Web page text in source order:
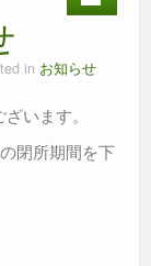
in お知らせ
います。
閉所期間を下